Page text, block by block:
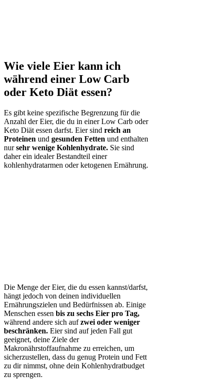
Wie viele Eier kann ich
während einer Low Carb
oder Keto Diät essen?
Es gibt keine spezifische Begrenzung für die
Anzahl der Eier, die du in einer Low Carb oder
Keto Diät essen darfst. Eier sind reich an
Proteinen und gesunden Fetten und enthalten
nursehr wenige Kohlenhydrate. Sie sind
daher ein idealer Bestandteil einer
kohlenhydratarmen oder ketogenen Ernährung.
Die Menge der Eier, die du essen kannst/darfst,
hängt jedoch von deinen individuellen
Ernährungszielen und Bedürfnissen ab. Einige
Menschen essen bis zu sechs Eier pro Tag,
während andere sich aufzwei oder weniger
beschränken. Eier sind auf jeden Fall gut
geeignet, deine Ziele der
Makronährstoffaufnahme zu erreichen, um
sicherzustellen, dass du genug Protein und Fett
zu dir nimmst, ohne dein Kohlenhydratbudget
zu sprengen.